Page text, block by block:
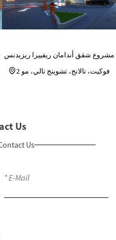
مشروع شقق أندامان ريفييرا ريزيدنس
فوكيت، تالانج، تشوينج تالي، مو 2
Us
Us